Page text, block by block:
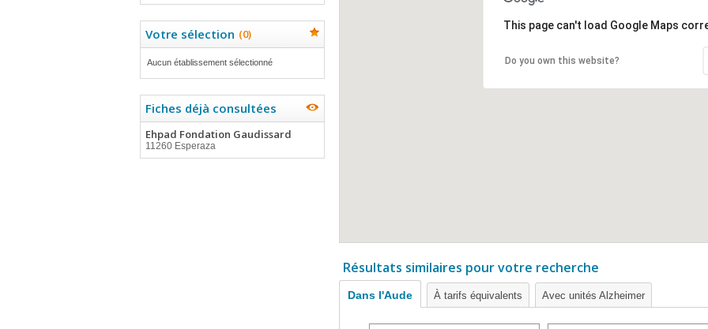
Votre sélection (0)
Aucun établissement sélectionné
Fiches déjà consultées
Ehpad Fondation Gaudissard
11260 Esperaza
This page can't load Google Maps
Do you own this website?
Résultats similaires pour votre recherche
Dans l'Aude À tarifs équivalents Avec unités Alzheimer